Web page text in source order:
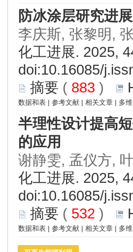
防冰涂层研究进
李庆斯, 张黎明,
化工进展. 2025,
doi:10.16085/
摘要 ( 883 )
数据和表 | 参考文献 | 相关文章 | 多
半理性设计提高
的应用
谢静雯, 孟仪方,
化工进展. 2025,
doi:10.16085/
摘要 ( 532 )
数据和表 | 参考文献 | 相关文章 | 多